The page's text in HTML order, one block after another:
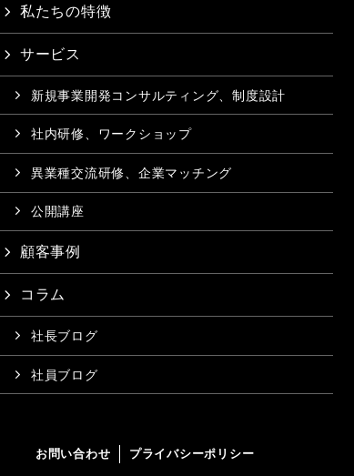
私たちの特徴
サービス
新規事業開発コンサルティング、制度設計
社内研修、ワークショップ
異業種交流研修、企業マッチング
公開講座
顧客事例
コラム
社長ブログ
社員ブログ
お問い合わせ プライバシーポリシー